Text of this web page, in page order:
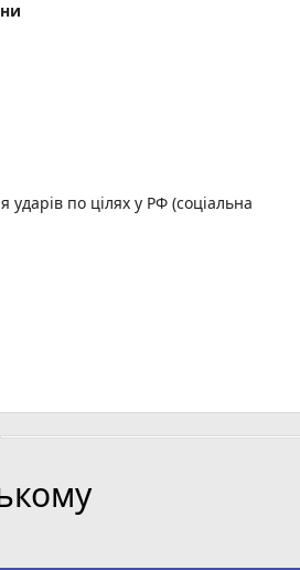
по цілях у РФ (соціальна